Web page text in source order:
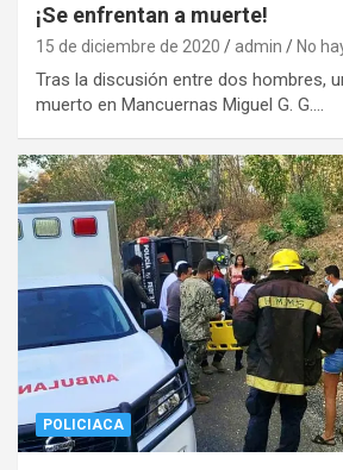
¡Se enfrentan a muerte!
15 de diciembre de 2020 admin No
Tras la discusión entre dos hombres,
muerto en Mancuernas Miguel G. G.…
POLICIACA